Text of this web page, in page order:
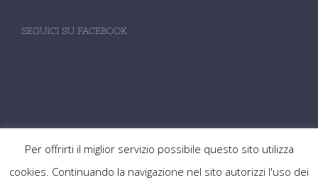
SEGUICI SU FACEBOOK
Premio Poesia Marega ©
Per offrirti il miglior servizio possibile questo sito utilizza
cookies. Continuando la navigazione nel sito autorizzi l'uso dei